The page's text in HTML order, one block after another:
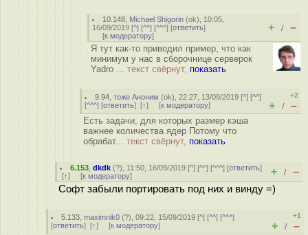
10.148 Michael Shigorin (ok), 10:05,
16/09/2019 [^] [^^] [^^^] [ответить]
[к модератору]
+ / –
Я тут как-то приводил пример, что как
минимум у нас в сборочнице серверок
Yadro ... текст свёрнут, показать
9.94 ,тоже Аноним (ok), 22:27, 13/09/2019 [^] [^^]
[^^^] [ответить] [↑] [к модератору]
+2
+ / –
Есть задачи, для которых размер кэша
важнее количества ядер Потому что
обрабат... текст свёрнут, показать
6.153 ,dkdk (?), 11:50, 16/09/2019 [^] [^^] [^^^] [ответить]
[↑] [к модератору] + / –
Софт забыли портировать под них и винду =)
5.133 ,maximnik0 (?), 09:22, 15/09/2019 [^] [^^] [^^^]
[ответить] [↑] [к модератору]
+1
+ / –